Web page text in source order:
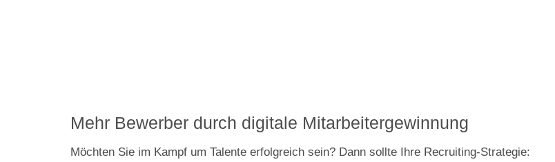
Mehr Bewerber durch digitale Mitarbeitergewinnung
Möchten Sie im Kampf um Talente erfolgreich sein? Dann sollte Ihre Recruiting-Strategie: